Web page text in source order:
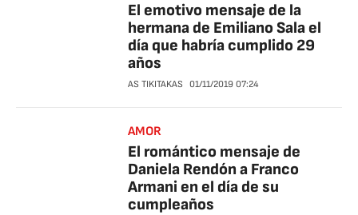
El emotivo mensaje de la
hermana de Emiliano Sala el
día que habría cumplido 29
años
AS TIKITAKAS 01/11/2019 07:24
AMOR
El romántico mensaje de
Daniela Rendón a Franco
Armani en el día de su
cumpleaños